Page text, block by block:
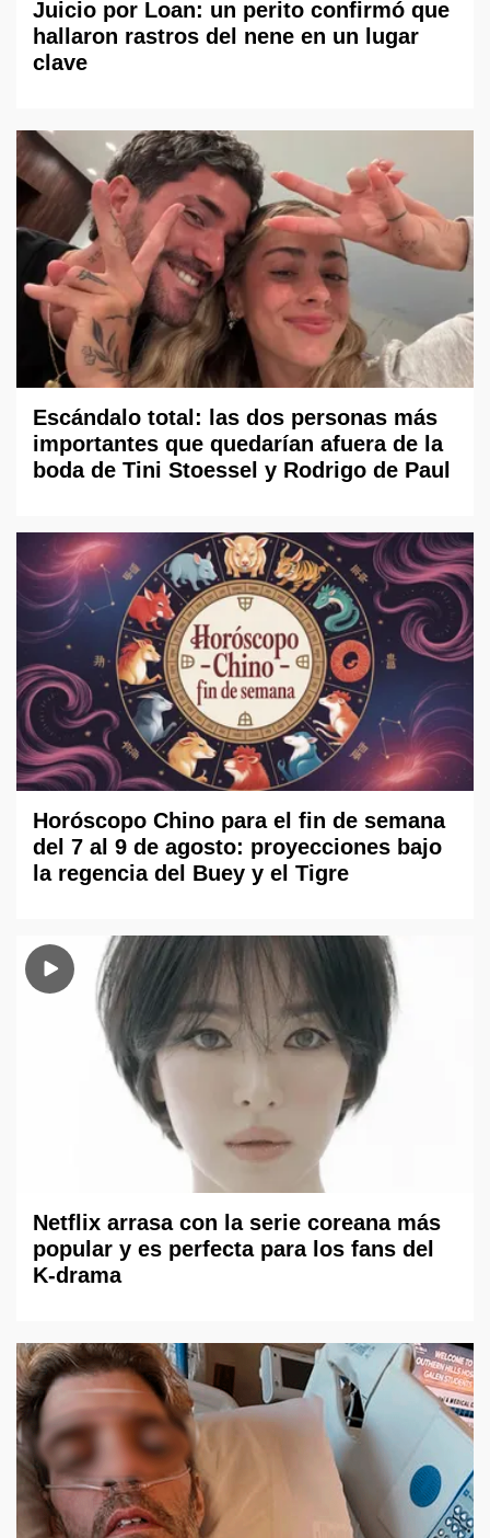
Juicio por Loan: un perito confirmó que
hallaron rastros del nene en un lugar
clave
Escándalo total: las dos personas más
importantes que quedarían afuera de la
boda de Tini Stoessel y Rodrigo de Paul
Horóscopo Chino para el fin de semana
del 7 al 9 de agosto: proyecciones bajo
la regencia del Buey y el Tigre
Netflix arrasa con la serie coreana más
popular y es perfecta para los fans del
K-drama